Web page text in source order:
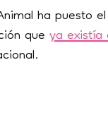
ha puesto
queya